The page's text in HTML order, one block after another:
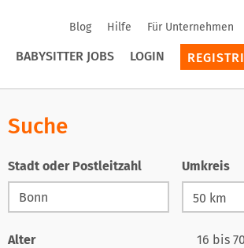
Blog Hilfe Für Unternehmen
BABYSITTER JOBS LOGIN
Suche
Stadt oder Postleitzahl Umkreis
Alter 16 bis